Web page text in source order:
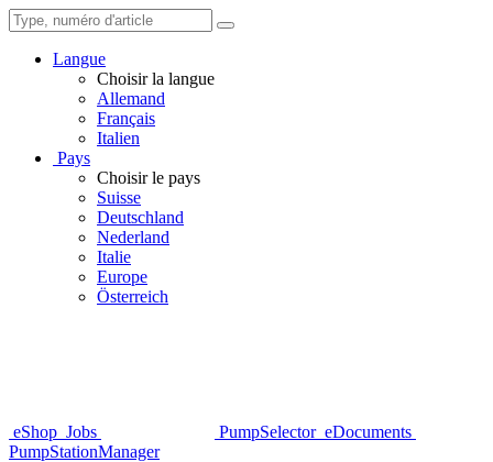
Langue
Choisir la langue
Allemand
Français
Italien
Pays
Choisir le pays
Suisse
Deutschland
Nederland
Italie
Europe
Österreich
eShop Jobs PumpSelector eDocuments
PumpStationManager